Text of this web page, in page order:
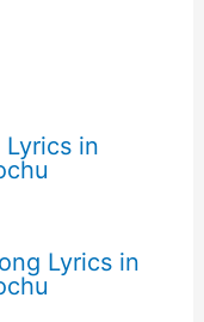
in
Lyrics in